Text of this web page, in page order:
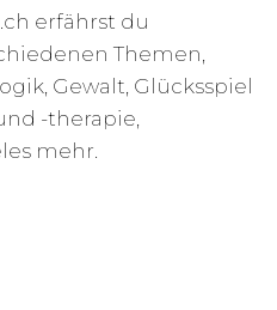
erfährst du
Themen,
Gewalt, Glücksspiel
-therapie,
mehr.